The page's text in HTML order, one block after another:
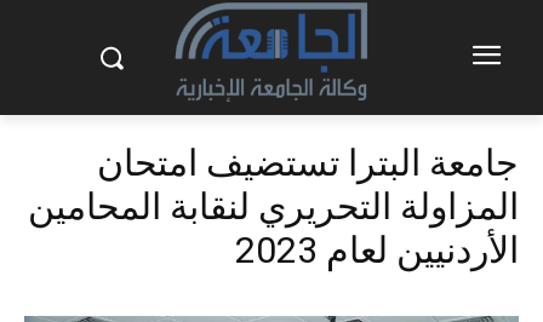
جامعة البترا تستضيف امتحان
المزاولة التحريري لنقابة المحامين
الأردنيين لعام 2023